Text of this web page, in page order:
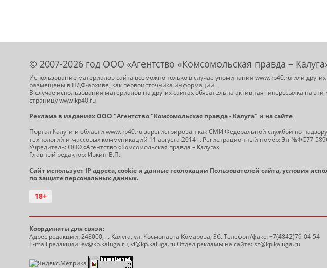
© 2007-2026 год ООО «Агентство «Комсомольская правда –
Использование материалов сайта возможно только в случае упоминания www.kp40.ru или
размещены в ПДФ-архиве, как первоисточника информации.
В случае использования материалов на других сайтах обязательна активная гиперссылка на
страницу www.kp40.ru
Реклама в изданиях ООО "Агентство "Комсомольская правда - Калуга" и на сайте
Портал Калуги и области www.kp40.ruзарегистрирован как СМИ Федеральной службой по
технологий и массовых коммуникаций 11 августа 2014 г. Регистрационный номер: Эл №ФС77-
Учредитель: ООО «Агентство «Комсомольская правда – Калуга»
Главный редактор: Ивкин В.П.
Сайт использует IP адреса, cookie и данные геолокации Пользователей сайта, условия
по защите персональных данных.
18+
Координаты для связи:
Адрес редакции: 248000, г. Калуга, ул. Космонавта Комарова, 36. Телефон/факс: +7(4842)79-04-54
E-mail редакции:ev@kp.kaluga.ru, vi@kp.kaluga.ruОтдел рекламы на сайте:sz@kp.kaluga.ru